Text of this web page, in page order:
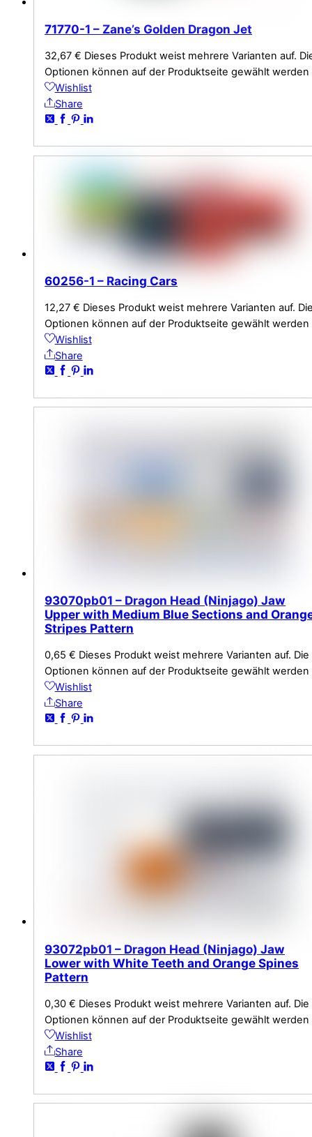
71770-1 – Zane’s Golden Dragon Jet
32,67 € Dieses Produkt weist mehrere Varianten auf.
Optionen können auf der Produktseite gewählt werden
Wishlist
Share
60256-1 – Racing Cars
12,27 € Dieses Produkt weist mehrere Varianten auf.
Optionen können auf der Produktseite gewählt werden
Wishlist
Share
93070pb01 – Dragon Head (Ninjago) Jaw
Upper with Medium Blue Sections and
Stripes Pattern
0,65 € Dieses Produkt weist mehrere Varianten auf. Die
Optionen können auf der Produktseite gewählt werden
Wishlist
Share
93072pb01 – Dragon Head (Ninjago) Jaw
Lower with White Teeth and Orange Spines
Pattern
0,30 € Dieses Produkt weist mehrere Varianten auf. Die
Optionen können auf der Produktseite gewählt werden
Wishlist
Share